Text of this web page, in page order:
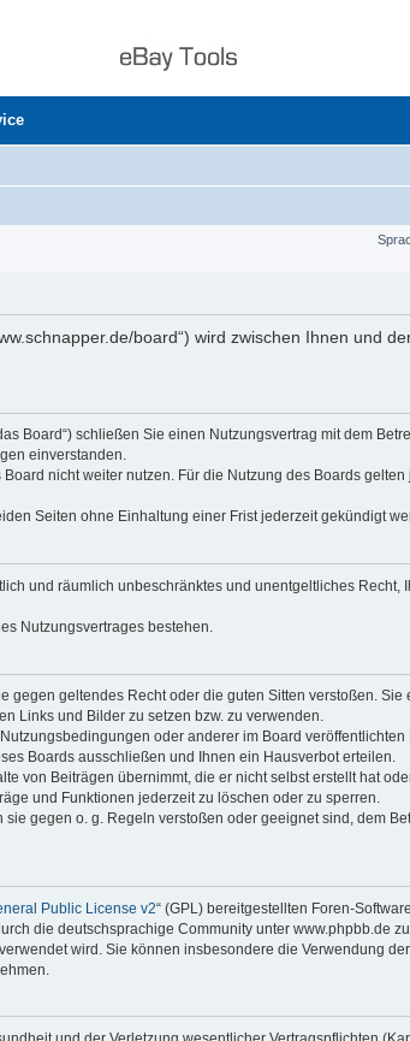
board“) wird zwischen Ihnen und
Board“) schließen Sie einen Nutzungsvertrag mit dem
einverstanden.
nicht weiter nutzen. Für die Nutzung des Boards gelten
Seiten ohne Einhaltung einer Frist jederzeit gekündigt
und räumlich unbeschränktes und unentgeltliches Recht,
Nutzungsvertrages bestehen.
gegen geltendes Recht oder die guten Sitten verstoßen. Sie
Links und Bilder zu setzen bzw. zu verwenden.
oder anderer im Board
Boards ausschließen und Ihnen ein Hausverbot erteilen.
von Beiträgen übernimmt, die er nicht selbst erstellt hat
und Funktionen jederzeit zu löschen oder zu sperren.
gegen o. g. Regeln verstoßen oder geeignet sind, dem
Public License v2“ (GPL) bereitgestellten Foren-
die deutschsprachige Community unter www.phpbb.de
wird. Sie können insbesondere die Verwendung